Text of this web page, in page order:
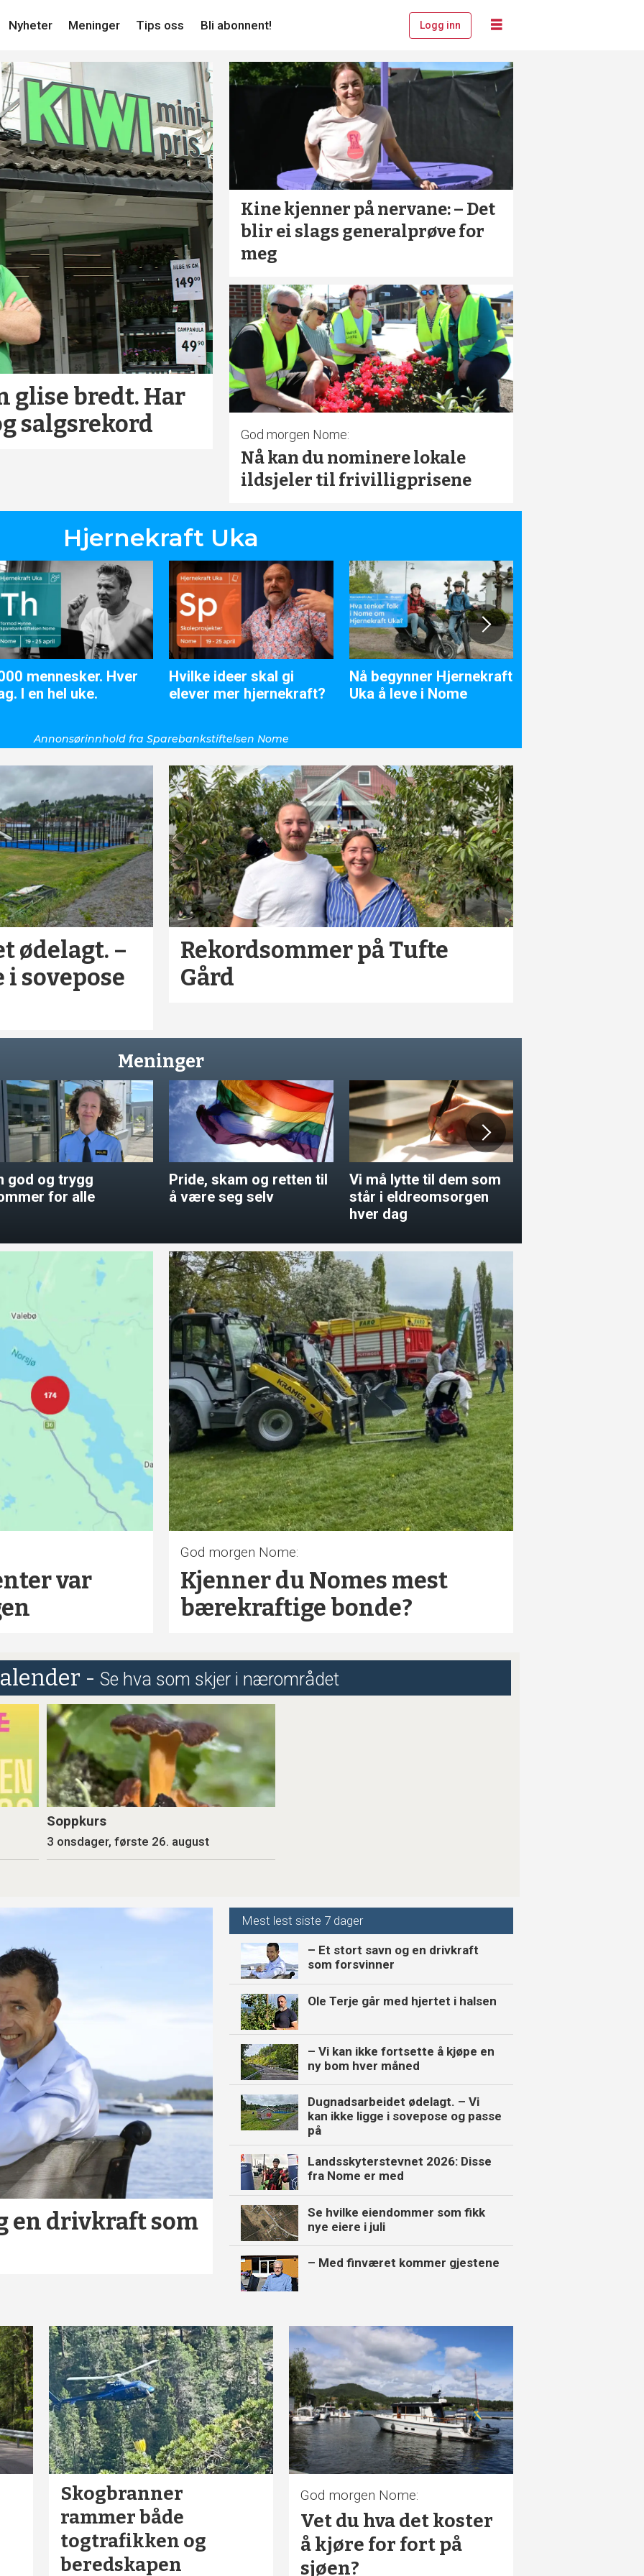
Nyheter Meninger Tips oss Bli abonnent! Logg inn
glise bredt. Har
salgsrekord
Kine kjenner på nervane: – Det
blir ei slags generalprøve for
meg
God morgen Nome:
Nå kan du nominere lokale
ildsjeler til frivilligprisene
Hjernekraft Uka
ideer skal gi
mer hjernekraft?
Nå begynner Hjernekraft
Uka å leve i Nome
Idrettslagene går
sammen for Hjernekraft
Annonsørinnhold fra Sparebankstiftelsen Nome
ødelagt. –
sovepose
Rekordsommer på Tufte
Gård
Meninger
god og trygg
for alle
Pride, skam og retten til
å være seg selv
Vi må lytte til dem som
står i eldreomsorgen
hver dag
var
God morgen Nome:
Kjenner du Nomes mest
bærekraftige bonde?
- Se hva som skjer i nærområdet
Soppkurs
3 onsdager, første 26. august
en drivkraft som
Mest lest siste 7 dager
– Et stort savn og en drivkraft
som forsvinner
Ole Terje går med hjertet i halsen
– Vi kan ikke fortsette å kjøpe en
ny bom hver måned
Dugnadsarbeidet ødelagt. – Vi
kan ikke ligge i sovepose og passe
på
Landsskyterstevnet 2026: Disse
fra Nome er med
Se hvilke eiendommer som fikk
nye eiere i juli
– Med finværet kommer gjestene
Skogbranner
rammer både
togtrafikken og
beredskapen
God morgen Nome:
Vet du hva det koster
å kjøre for fort på
sjøen?